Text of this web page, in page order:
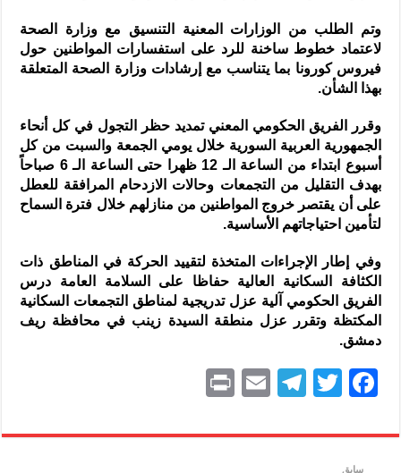
وتم الطلب من الوزارات المعنية التنسيق مع وزارة الصحة
لاعتماد خطوط ساخنة للرد على استفسارات المواطنين حول
فيروس كورونا بما يتناسب مع إرشادات وزارة الصحة المتعلقة
بهذا الشأن.
وقرر الفريق الحكومي المعني تمديد حظر التجول في كل أنحاء
الجمهورية العربية السورية خلال يومي الجمعة والسبت من كل
أسبوع ابتداء من الساعة الـ 12 ظهرا حتى الساعة الـ 6 صباحاً
بهدف التقليل من التجمعات وحالات الازدحام المرافقة للعطل
على أن يقتصر خروج المواطنين من منازلهم خلال فترة السماح
لتأمين احتياجاتهم الأساسية.
وفي إطار الإجراءات المتخذة لتقييد الحركة في المناطق ذات
الكثافة السكانية العالية حفاظا على السلامة العامة درس
الفريق الحكومي آلية عزل تدريجية لمناطق التجمعات السكانية
المكتظة وتقرر عزل منطقة السيدة زينب في محافظة ريف
دمشق.
F
c
T
itt
T
e
E
ai
nt
سابق